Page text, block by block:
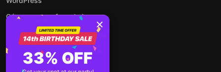
Cómo crear un formulario para
WordPress: de manera simple y
rápida
Cómo incrustar formularios en
cualquier sitio web en línea y
33% OFF